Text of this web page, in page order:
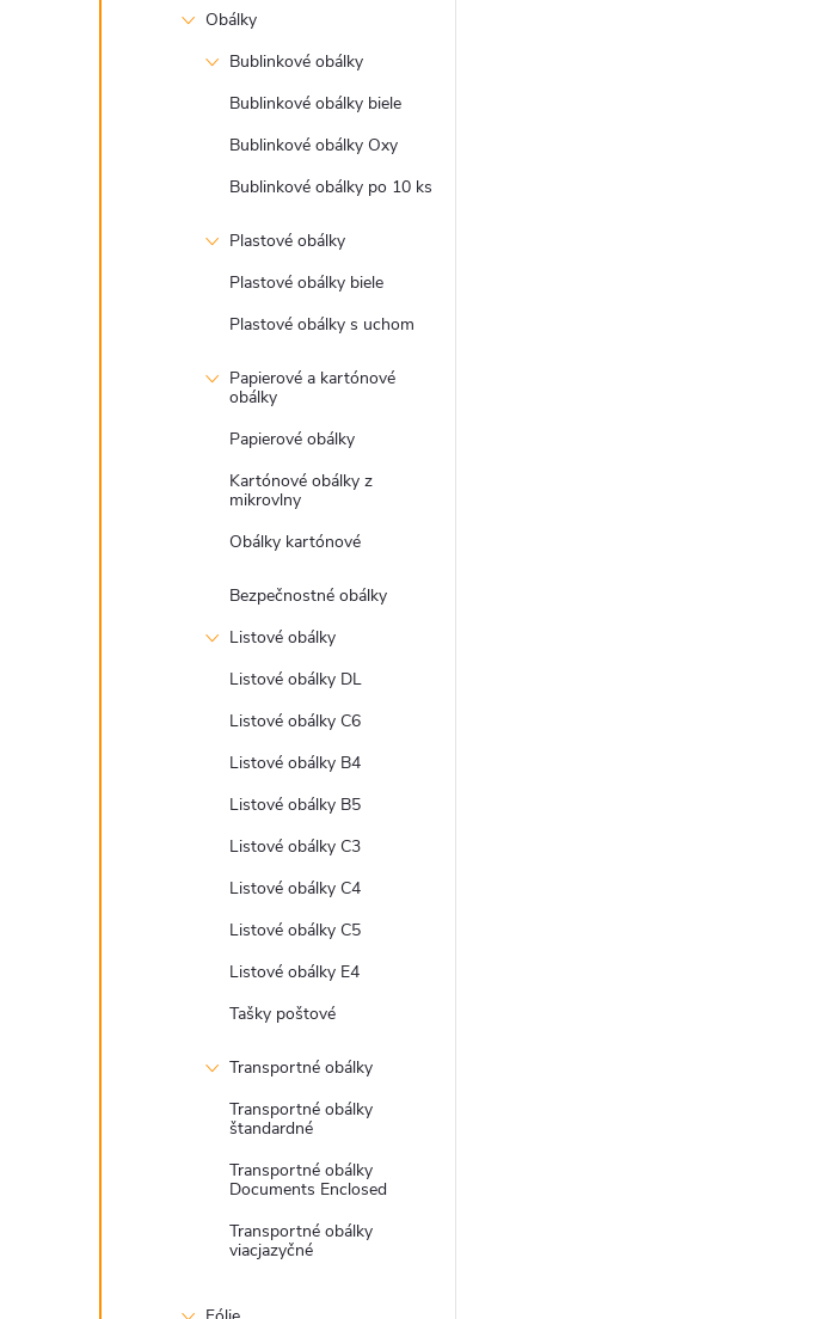
Obálky
Bublinkové obálky
Bublinkové obálky biele
Bublinkové obálky Oxy
Bublinkové obálky po 10 ks
Plastové obálky
Plastové obálky biele
Plastové obálky s uchom
Papierové a kartónové
obálky
Papierové obálky
Kartónové obálky z
mikrovlny
Obálky kartónové
Bezpečnostné obálky
Listové obálky
Listové obálky DL
Listové obálky C6
Listové obálky B4
Listové obálky B5
Listové obálky C3
Listové obálky C4
Listové obálky C5
Listové obálky E4
Tašky poštové
Transportné obálky
Transportné obálky
štandardné
Transportné obálky
Documents Enclosed
Transportné obálky
viacjazyčné